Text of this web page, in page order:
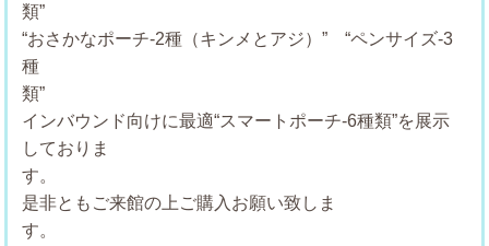
“おさかなポーチ-2種（キンメとアジ）” “ペンサイズ-3
種
インバウンド向けに最適“スマートポーチ-6種類”を展示
しておりま
是非ともご来館の上ご購入お願い致しま
す